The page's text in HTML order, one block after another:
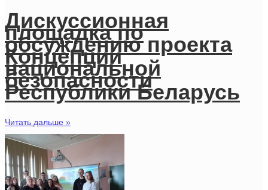
Дискуссионная
площадка по
обсуждению проекта
Концепции
национальной
безопасности
Республики Беларусь
Читать дальше »